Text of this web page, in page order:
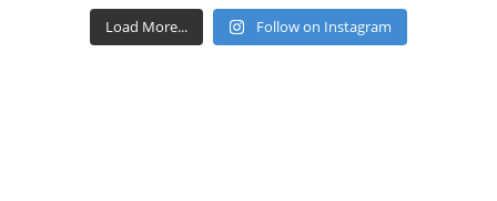
Load More... Follow on Instagram